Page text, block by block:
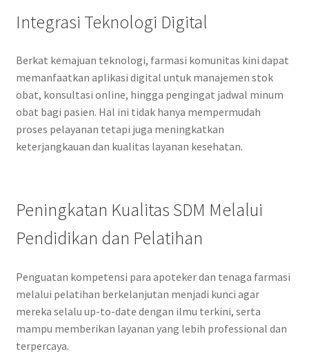
Integrasi Teknologi Digital
Berkat kemajuan teknologi, farmasi komunitas kini dapat
memanfaatkan aplikasi digital untuk manajemen stok
obat, konsultasi online, hingga pengingat jadwal minum
obat bagi pasien. Hal ini tidak hanya mempermudah
proses pelayanan tetapi juga meningkatkan
keterjangkauan dan kualitas layanan kesehatan.
Peningkatan Kualitas SDM Melalui
Pendidikan dan Pelatihan
Penguatan kompetensi para apoteker dan tenaga farmasi
melalui pelatihan berkelanjutan menjadi kunci agar
mereka selalu up-to-date dengan ilmu terkini, serta
mampu memberikan layanan yang lebih professional dan
terpercaya.